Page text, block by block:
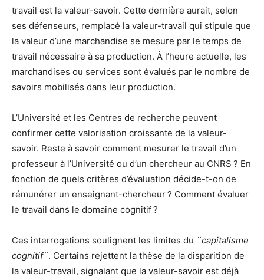
travail est la valeur-savoir. Cette dernière aurait, selon
ses défenseurs, remplacé la valeur-travail qui stipule que
la valeur d’une marchandise se mesure par le temps de
travail nécessaire à sa production. À l’heure actuelle, les
marchandises ou services sont évalués par le nombre de
savoirs mobilisés dans leur production.
L’Université et les Centres de recherche peuvent
confirmer cette valorisation croissante de la valeur-
savoir. Reste à savoir comment mesurer le travail d’un
professeur à l’Université ou d’un chercheur au CNRS ? En
fonction de quels critères d’évaluation décide-t-on de
rémunérer un enseignant-chercheur ? Comment évaluer
le travail dans le domaine cognitif ?
Ces interrogations soulignent les limites du ¨capitalisme
cognitif¨. Certains rejettent la thèse de la disparition de
la valeur-travail, signalant que la valeur-savoir est déjà